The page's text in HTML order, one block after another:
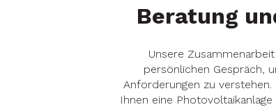
Beratung
Unsere
persönlichen Gespräch,
Anforderungen zu
Ihnen eine